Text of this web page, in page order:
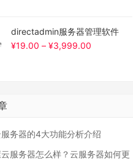
directadmin服务器管理软件
¥19.00 – ¥3,999.00
务器的4大功能分析介绍
服务器怎么样？云服务器如何更